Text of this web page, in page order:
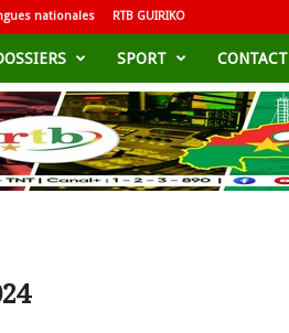
nationales RTB GUIRIKO
SPORT CONTACT